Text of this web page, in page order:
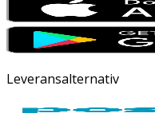
Leveransalternativ